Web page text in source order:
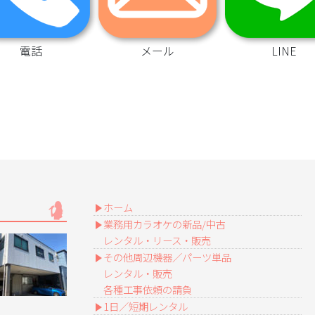
電話 メール LINE
ホーム
業務用カラオケの新品/中古
レンタル・リース・販売
その他周辺機器／パーツ単品
レンタル・販売
各種工事依頼の請負
1日／短期レンタル